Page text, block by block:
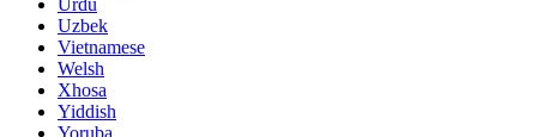
Urdu
Uzbek
Vietnamese
Welsh
Xhosa
Yiddish
Yoruba